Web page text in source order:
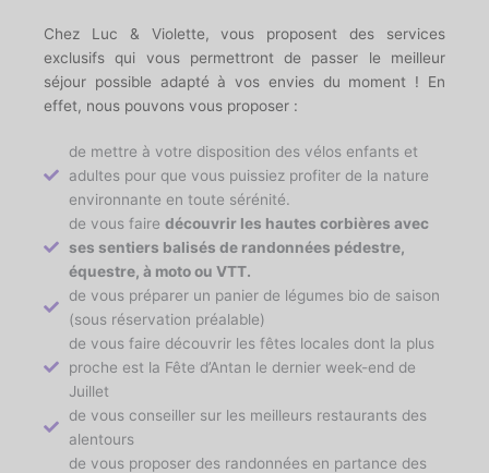
Chez Luc & Violette, vous proposent des services
exclusifs qui vous permettront de passer le meilleur
séjour possible adapté à vos envies du moment ! En
effet, nous pouvons vous proposer :
de mettre à votre disposition des vélos enfants et
adultes pour que vous puissiez profiter de la nature
environnante en toute sérénité.
de vous faire découvrir les hautes corbières avec
ses sentiers balisés de randonnées pédestre,
équestre, à moto ou VTT.
de vous préparer un panier de légumes bio de saison
(sous réservation préalable)
de vous faire découvrir les fêtes locales dont la plus
proche est la Fête d’Antan le dernier week-end de
Juillet
de vous conseiller sur les meilleurs restaurants des
alentours
de vous proposer des randonnées en partance des